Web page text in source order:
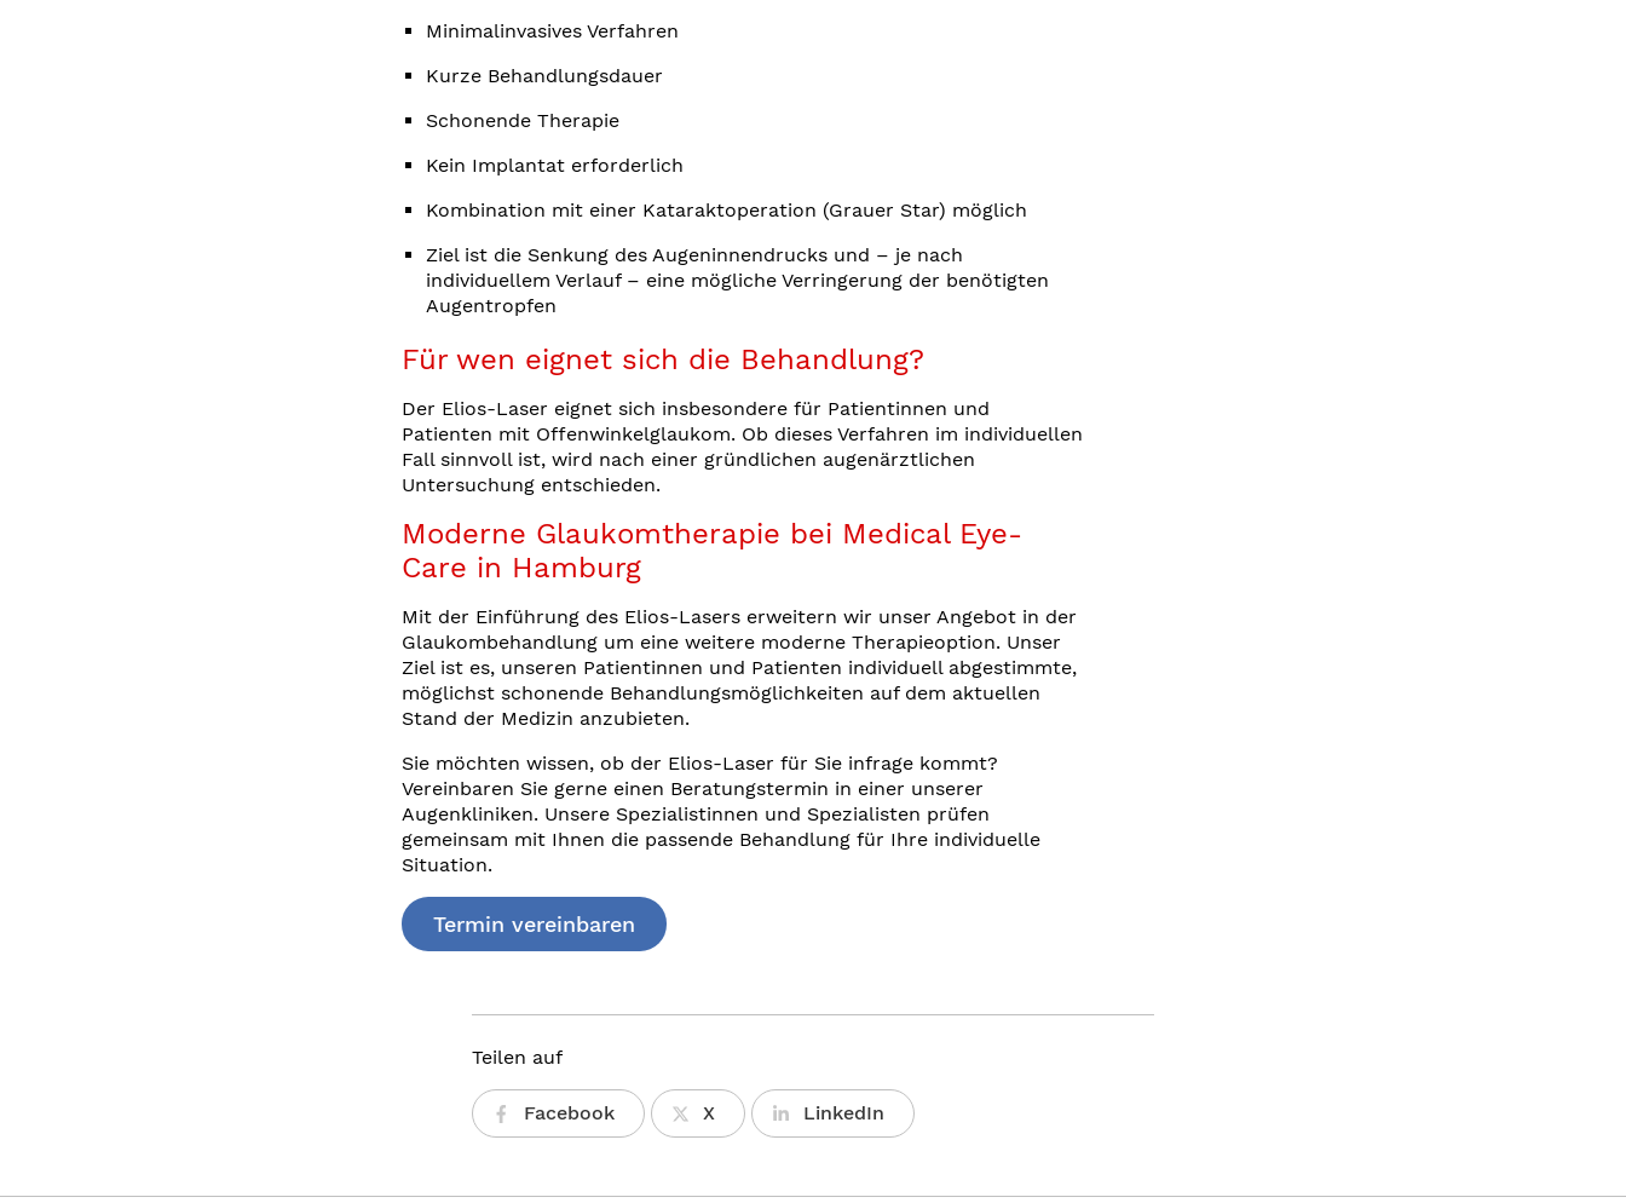
Minimalinvasives Verfahren
Kurze Behandlungsdauer
Schonende Therapie
Kein Implantat erforderlich
Kombination mit einer Kataraktoperation (Grauer Star) möglich
Ziel ist die Senkung des Augeninnendrucks und – je nach
individuellem Verlauf – eine mögliche Verringerung der benötigten
Augentropfen
Für wen eignet sich die Behandlung?
Der Elios-Laser eignet sich insbesondere für Patientinnen und
Patienten mit Offenwinkelglaukom. Ob dieses Verfahren im individuellen
Fall sinnvoll ist, wird nach einer gründlichen augenärztlichen
Untersuchung entschieden.
Moderne Glaukomtherapie bei Medical Eye-
Care in Hamburg
Mit der Einführung des Elios-Lasers erweitern wir unser Angebot in der
Glaukombehandlung um eine weitere moderne Therapieoption. Unser
Ziel ist es, unseren Patientinnen und Patienten individuell abgestimmte,
möglichst schonende Behandlungsmöglichkeiten auf dem aktuellen
Stand der Medizin anzubieten.
Sie möchten wissen, ob der Elios-Laser für Sie infrage kommt?
Vereinbaren Sie gerne einen Beratungstermin in einer unserer
Augenkliniken. Unsere Spezialistinnen und Spezialisten prüfen
gemeinsam mit Ihnen die passende Behandlung für Ihre individuelle
Situation.
Termin vereinbaren
Teilen auf
Facebook X LinkedIn